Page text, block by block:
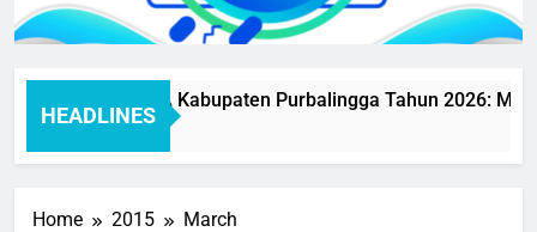
HEADLINES
BAKEUDA Kabupaten Purbalingga Tahun 2026:
Home 2015 March